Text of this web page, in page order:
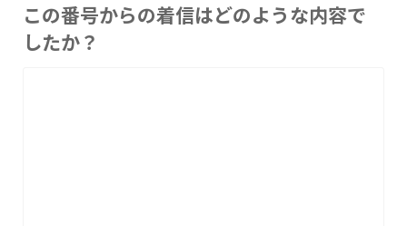
この番号からの着信はどのような内容で
したか？